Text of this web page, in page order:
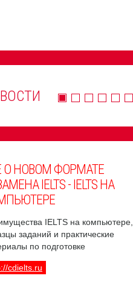
О НОВОМ ФОРМАТЕ
IELTS - IELTS НА
IELTS на компьютере,
заданий и практические
по подготовке
cdielts.ru